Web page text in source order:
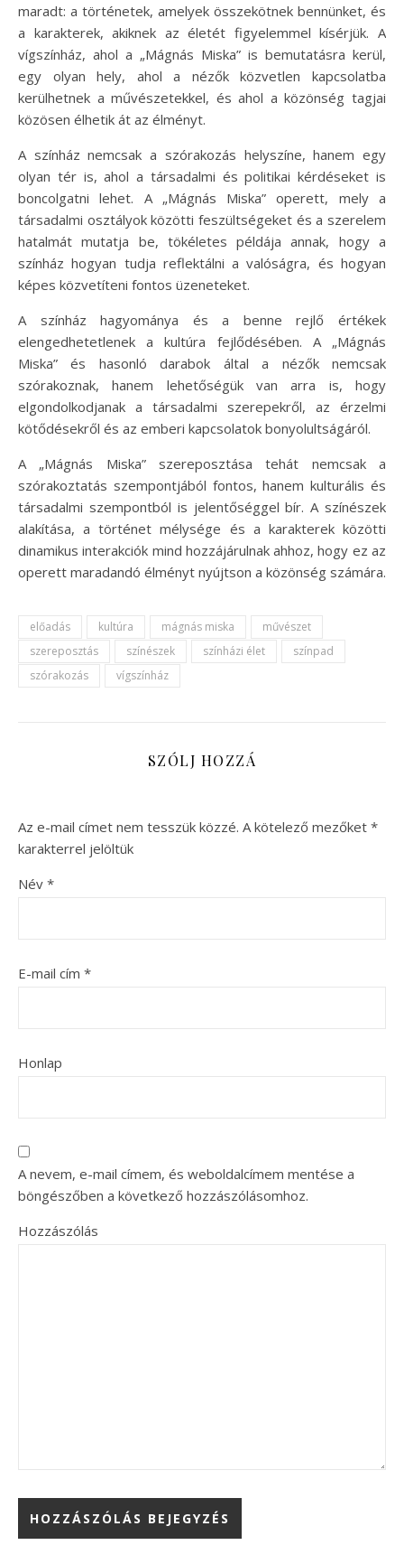
maradt: a történetek, amelyek összekötnek bennünket, és
a karakterek, akiknek az életét figyelemmel kísérjük. A
vígszínház, ahol a „Mágnás Miska” is bemutatásra kerül,
egy olyan hely, ahol a nézők közvetlen kapcsolatba
kerülhetnek a művészetekkel, és ahol a közönség tagjai
közösen élhetik át az élményt.
A színház nemcsak a szórakozás helyszíne, hanem egy
olyan tér is, ahol a társadalmi és politikai kérdéseket is
boncolgatni lehet. A „Mágnás Miska” operett, mely a
társadalmi osztályok közötti feszültségeket és a szerelem
hatalmát mutatja be, tökéletes példája annak, hogy a
színház hogyan tudja reflektálni a valóságra, és hogyan
képes közvetíteni fontos üzeneteket.
A színház hagyománya és a benne rejlő értékek
elengedhetetlenek a kultúra fejlődésében. A „Mágnás
Miska” és hasonló darabok által a nézők nemcsak
szórakoznak, hanem lehetőségük van arra is, hogy
elgondolkodjanak a társadalmi szerepekről, az érzelmi
kötődésekről és az emberi kapcsolatok bonyolultságáról.
A „Mágnás Miska” szereposztása tehát nemcsak a
szórakoztatás szempontjából fontos, hanem kulturális és
társadalmi szempontból is jelentőséggel bír. A színészek
alakítása, a történet mélysége és a karakterek közötti
dinamikus interakciók mind hozzájárulnak ahhoz, hogy ez az
operett maradandó élményt nyújtson a közönség számára.
előadás kultúra mágnás miska
művészet
szereposztás
színészek színházi élet
színpad
szórakozás
vígszínház
SZÓLJ HOZZÁ
Az e-mail címet nem tesszük közzé. A kötelező mezőket *
karakterrel jelöltük
Név *
E-mail cím *
Honlap
A nevem, e-mail címem, és weboldalcímem mentése a
böngészőben a következő hozzászólásomhoz.
Hozzászólás